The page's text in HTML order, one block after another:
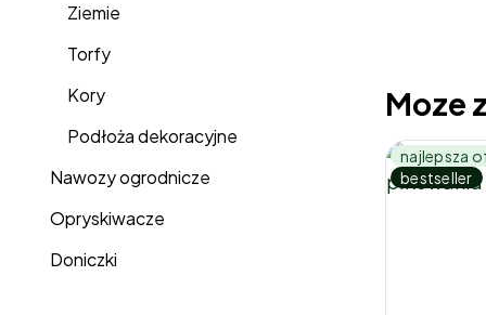
Ziemie
Torfy
Kory
Podłoża dekoracyjne
Nawozy ogrodnicze
Opryskiwacze
Doniczki
Moze
najlepsza
bestseller